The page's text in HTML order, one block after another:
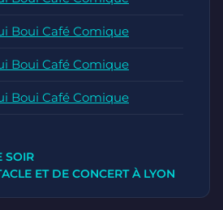
Boui Café Comique
Boui Café Comique
Boui Café Comique
SOIR
ET DE CONCERT À LYON